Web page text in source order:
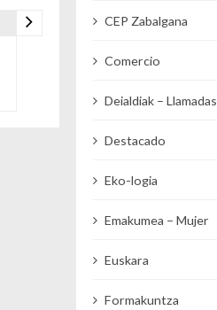
CEP Zabalgana
Comercio
Deialdiak – Llamadas
Destacado
Eko-logia
Emakumea – Mujer
Euskara
Formakuntza